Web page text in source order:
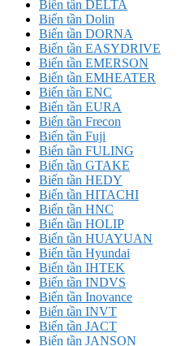
Biến tần DELTA
Biến tần Dolin
Biến tần DORNA
Biến tần EASYDRIVE
Biến tần EMERSON
Biến tần EMHEATER
Biến tần ENC
Biến tần EURA
Biến tần Frecon
Biến tần Fuji
Biến tần FULING
Biến tần GTAKE
Biến tần HEDY
Biến tần HITACHI
Biến tần HNC
Biến tần HOLIP
Biến tần HUAYUAN
Biến tần Hyundai
Biến tần IHTEK
Biến tần INDVS
Biến tần Inovance
Biến tần INVT
Biến tần JACT
Biến tần JANSON